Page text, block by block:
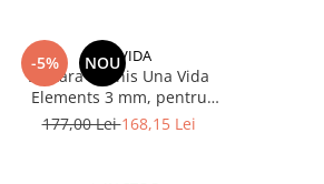
-5% NOU
UNA VIDA
Bratara Tennis Una Vida
Elements 3 mm, pentru
barbati
177,00 Lei168,15 Lei